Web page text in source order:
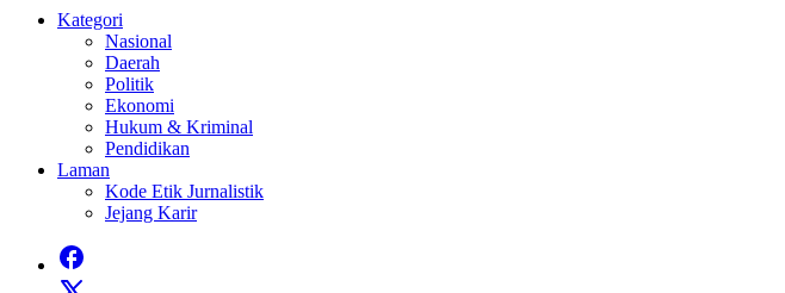
Kategori
Nasional
Daerah
Politik
Ekonomi
Hukum & Kriminal
Pendidikan
Laman
Kode Etik Jurnalistik
Jejang Karir